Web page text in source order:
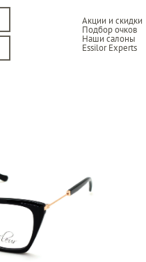
Акции и скидки
Подбор очков
Наши салоны
Essilor Experts